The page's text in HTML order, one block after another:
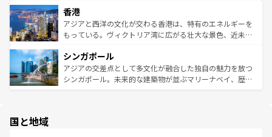
とつ。フォーやバインミー、ベトナムコーヒーなどは、ぜ
ひ現地で味わいたい。どの地域を訪れてもあたたかい人々
が旅行者を迎えてくれるので、きっと忘れられない旅にな
参照してほしい。
の活気が交差している。北部ではチェンマイなどの山岳地
帯で自然と触れ合い、南部ではプーケットやクラビの美し
いビーチでリゾート気分を楽しむことができる。タイ料理
激する。気候は一年中温暖で、どの季節にも異なる楽しみ
が待っている。親しみやすいタイの人々、仏教を中心とし
た文化、そして多様な観光資源が、訪れる旅人を魅了し続
香港
アジアと西洋の文化が交わる香港は、特有のエネルギーを
もっている。ヴィクトリア湾に広がる壮大な景色、近未来
み、どこを訪れても感動するはず。観光スポットが密集し
ており、効率よく見どころを回れるのも魅力。息をのむよ
うな絶景から文化的な体験まで、香港を存分に楽しみ尽く
シンガポール
アジアの交差点として多文化が融合した独自の魅力を放つ
シンガポール。未来的な建築物が並ぶマリーナベイ、歴史
国と地域